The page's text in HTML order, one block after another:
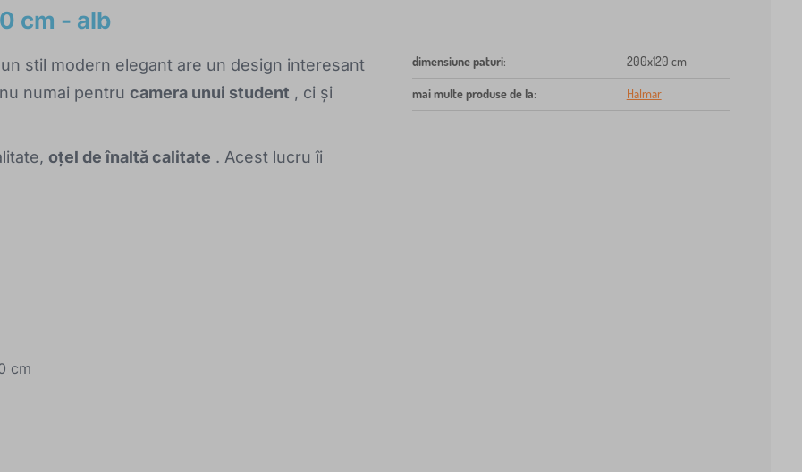
cm - alb
stil modern elegant are un design interesant
numai pentru camera unui student , ci și
oțel de înaltă calitate . Acest lucru îi
cm
dimensiune paturi: 200x120 cm
mai multe produse de la: Halmar